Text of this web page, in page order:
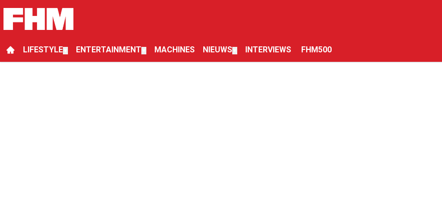
LIFESTYLE ENTERTAINMENT MACHINES NIEUWS INTERVIEWS FHM500